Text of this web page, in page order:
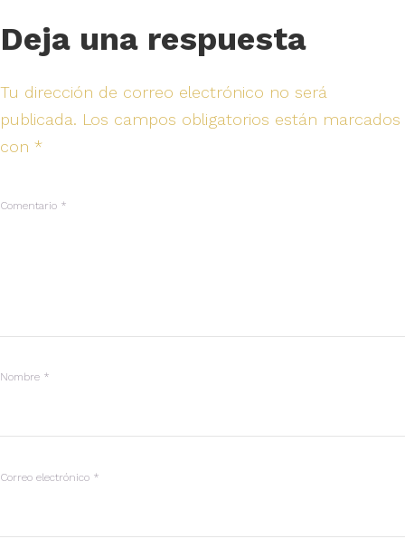
Deja una respuesta
Tu dirección de correo electrónico no será
publicada. Los campos obligatorios están marcados
con *
Comentario *
Nombre *
Correo electrónico *